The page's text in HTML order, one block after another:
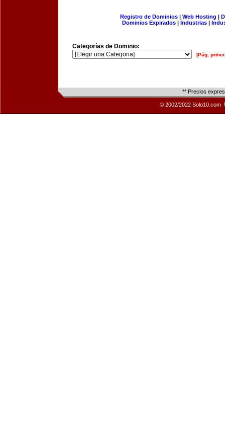
Registro de Dominios| Web Hosting |
Dominios Expirados | Industrias |
Categorías de Dominio:
[Pág.
** Precios
© 2002/2022 Solo10.com